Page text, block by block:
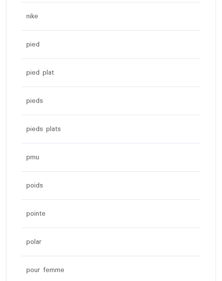
nike
pied
pied plat
pieds
pieds plats
pmu
poids
pointe
polar
pour femme